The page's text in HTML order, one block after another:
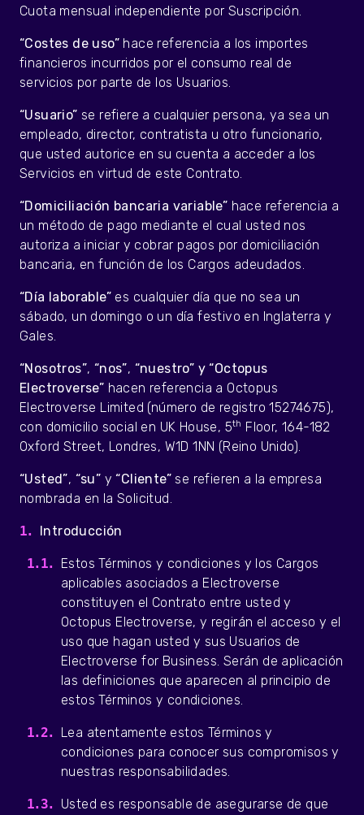
Cuota mensual independiente por Suscripción.
“Costes de uso” hace referencia a los importes
financieros incurridos por el consumo real de
servicios por parte de los Usuarios.
“Usuario” se refiere a cualquier persona, ya sea un
empleado, director, contratista u otro funcionario,
que usted autorice en su cuenta a acceder a los
Servicios en virtud de este Contrato.
“Domiciliación bancaria variable” hace referencia a
un método de pago mediante el cual usted nos
autoriza a iniciar y cobrar pagos por domiciliación
bancaria, en función de los Cargos adeudados.
“Día laborable” es cualquier día que no sea un
sábado, un domingo o un día festivo en Inglaterra y
Gales.
“Nosotros”, “nos”, “nuestro” y “Octopus
Electroverse” hacen referencia a Octopus
Electroverse Limited (número de registro 15274675),
con domicilio social en UK House, 5th Floor, 164-182
Oxford Street, Londres, W1D 1NN (Reino Unido).
“Usted”, “su” y “Cliente” se refieren a la empresa
nombrada en la Solicitud.
Introducción
Estos Términos y condiciones y los Cargos
aplicables asociados a Electroverse
constituyen el Contrato entre usted y
Octopus Electroverse, y regirán el acceso y el
uso que hagan usted y sus Usuarios de
Electroverse for Business. Serán de aplicación
las definiciones que aparecen al principio de
estos Términos y condiciones.
Lea atentamente estos Términos y
condiciones para conocer sus compromisos y
nuestras responsabilidades.
Usted es responsable de asegurarse de que